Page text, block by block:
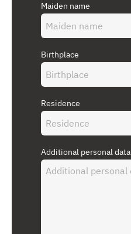
Maiden name
Birthplace
Residence
Additional personal data